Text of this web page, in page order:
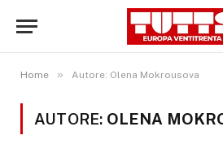
Home » Autore: Olena Mokrousova
AUTORE: OLENA